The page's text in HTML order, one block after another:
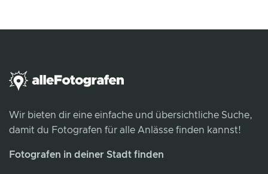
Wir bieten dir eine einfache und übersichtliche Suche,
damit du Fotografen für alle Anlässe finden kannst!
Fotografen in deiner Stadt finden